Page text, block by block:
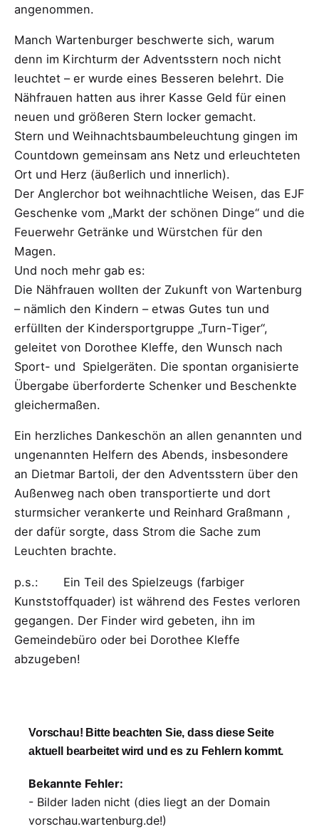
angenommen.
Manch Wartenburger beschwerte sich, warum
denn im Kirchturm der Adventsstern noch nicht
leuchtet – er wurde eines Besseren belehrt. Die
Nähfrauen hatten aus ihrer Kasse Geld für einen
neuen und größeren Stern locker gemacht.
Stern und Weihnachtsbaumbeleuchtung gingen im
Countdown gemeinsam ans Netz und erleuchteten
Ort und Herz (äußerlich und innerlich).
Der Anglerchor bot weihnachtliche Weisen, das EJF
Geschenke vom „Markt der schönen Dinge“ und die
Feuerwehr Getränke und Würstchen für den
Magen.
Und noch mehr gab es:
Die Nähfrauen wollten der Zukunft von Wartenburg
– nämlich den Kindern – etwas Gutes tun und
erfüllten der Kindersportgruppe „Turn-Tiger“,
geleitet von Dorothee Kleffe, den Wunsch nach
Sport- und Spielgeräten. Die spontan organisierte
Übergabe überforderte Schenker und Beschenkte
gleichermaßen.
Ein herzliches Dankeschön an allen genannten und
ungenannten Helfern des Abends, insbesondere
an Dietmar Bartoli, der den Adventsstern über den
Außenweg nach oben transportierte und dort
sturmsicher verankerte und Reinhard Graßmann ,
der dafür sorgte, dass Strom die Sache zum
Leuchten brachte.
p.s.: Ein Teil des Spielzeugs (farbiger
Kunststoffquader) ist während des Festes verloren
gegangen. Der Finder wird gebeten, ihn im
Gemeindebüro oder bei Dorothee Kleffe
abzugeben!
Vorschau! Bitte beachten Sie, dass diese Seite
aktuell bearbeitet wird und es zu Fehlern kommt.
Bekannte Fehler:
- Bilder laden nicht (dies liegt an der Domain
vorschau.wartenburg.de!)